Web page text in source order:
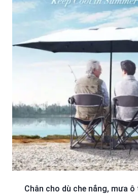
Chân cho dù che nắng, mưa ô